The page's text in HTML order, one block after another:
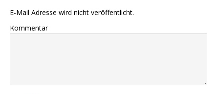
E-Mail Adresse wird nicht veröffentlicht.
Kommentar